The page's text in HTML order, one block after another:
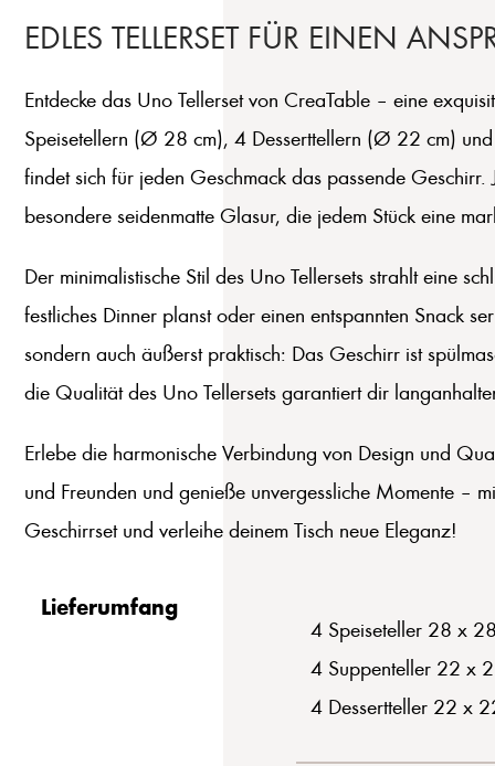
EDLES TELLERSET FÜR EINEN
Entdecke das Uno Tellerset von CreaTable – eine
Speisetellern (Ø 28 cm), 4 Desserttellern (Ø 22 cm)
findet sich für jeden Geschmack das passende
besondere seidenmatte Glasur, die jedem Stück eine
Der minimalistische Stil des Uno Tellersets strahlt eine
festliches Dinner planst oder einen entspannten Snack
sondern auch äußerst praktisch: Das Geschirr ist
die Qualität des Uno Tellersets garantiert dir
Erlebe die harmonische Verbindung von Design und
und Freunden und genieße unvergessliche Momente –
Geschirrset und verleihe deinem Tisch neue Eleganz!
Lieferumfang
4 Speiseteller 28 x
4 Suppenteller 22 x
4 Dessertteller 22 x